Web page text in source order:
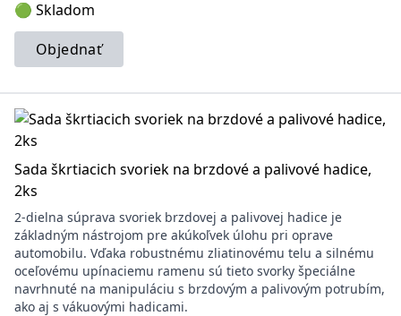
🟢 Skladom
Objednať
Sada škrtiacich svoriek na brzdové a palivové hadice,
2ks
2-dielna súprava svoriek brzdovej a palivovej hadice je
základným nástrojom pre akúkoľvek úlohu pri oprave
automobilu. Vďaka robustnému zliatinovému telu a silnému
oceľovému upínaciemu ramenu sú tieto svorky špeciálne
navrhnuté na manipuláciu s brzdovým a palivovým potrubím,
ako aj s vákuovými hadicami.